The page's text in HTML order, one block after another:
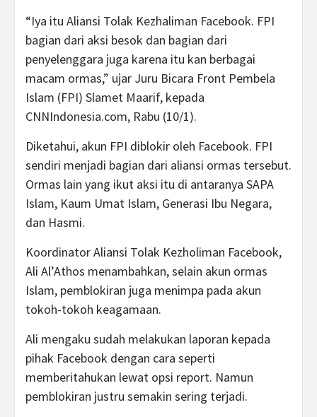
“Iya itu Aliansi Tolak Kezhaliman Facebook. FPI
bagian dari aksi besok dan bagian dari
penyelenggara juga karena itu kan berbagai
macam ormas,” ujar Juru Bicara Front Pembela
Islam (FPI) Slamet Maarif, kepada
CNNIndonesia.com, Rabu (10/1).
Diketahui, akun FPI diblokir oleh Facebook. FPI
sendiri menjadi bagian dari aliansi ormas tersebut.
Ormas lain yang ikut aksi itu di antaranya SAPA
Islam, Kaum Umat Islam, Generasi Ibu Negara,
dan Hasmi.
Koordinator Aliansi Tolak Kezholiman Facebook,
Ali Al’Athos menambahkan, selain akun ormas
Islam, pemblokiran juga menimpa pada akun
tokoh-tokoh keagamaan.
Ali mengaku sudah melakukan laporan kepada
pihak Facebook dengan cara seperti
memberitahukan lewat opsi report. Namun
pemblokiran justru semakin sering terjadi.